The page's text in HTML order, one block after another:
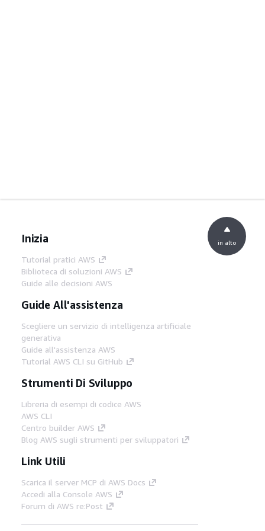
Inizia
Tutorial pratici AWS
Biblioteca di soluzioni AWS
Guide alle decisioni AWS
Guide All'assistenza
Scegliere un servizio di intelligenza artificiale
generativa
Guide all'assistenza AWS
Tutorial AWS CLI su GitHub
Strumenti Di Sviluppo
Libreria di esempi di codice AWS
AWS CLI
Centro builder AWS
Blog AWS sugli strumenti per sviluppatori
Link Utili
Scarica il server MCP di AWS Docs
Accedi alla Console AWS
Forum di AWS re:Post
in alto